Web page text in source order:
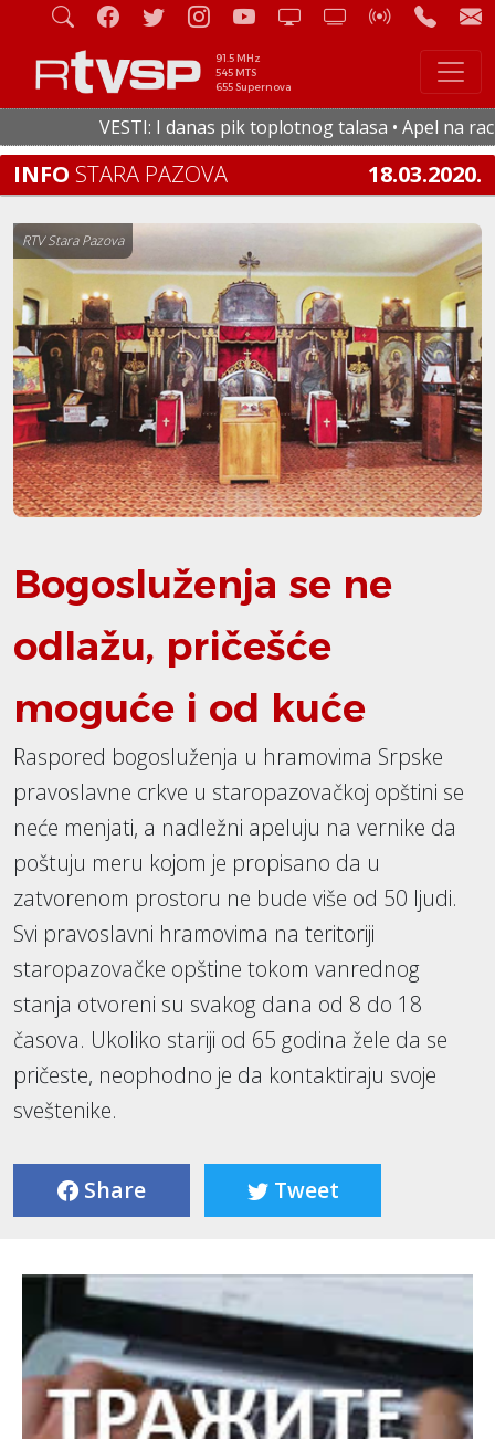
91.5 MHz
545 MTS
655 Supernova
VESTI: I danas pik toplotnog talasa • Apel na
INFO STARA PAZOVA 18.03.2020.
RTV Stara Pazova
Bogosluženja se ne
odlažu, pričešće
moguće i od kuće
Raspored bogosluženja u hramovima Srpske
pravoslavne crkve u staropazovačkoj opštini se
neće menjati, a nadležni apeluju na vernike da
poštuju meru kojom je propisano da u
zatvorenom prostoru ne bude više od 50 ljudi.
Svi pravoslavni hramovima na teritoriji
staropazovačke opštine tokom vanrednog
stanja otvoreni su svakog dana od 8 do 18
časova. Ukoliko stariji od 65 godina žele da se
pričeste, neophodno je da kontaktiraju svoje
sveštenike.
Share Tweet